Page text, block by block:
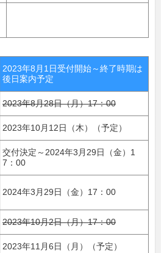
2023年8月1日受付開始～終了時期は
後日案内予定
2023年8月28日（月）17：00
2023年10月12日（木）（予定）
交付決定～2024年3月29日（金）1
7：00
2024年3月29日（金）17：00
2023年10月2日（月）17：00
2023年11月6日（月）（予定）